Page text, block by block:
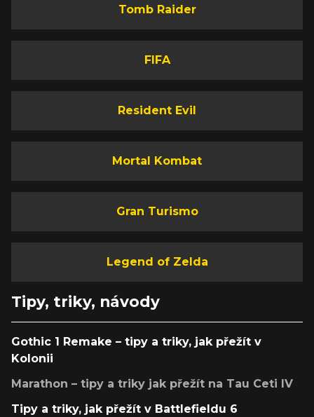
Tomb Raider
FIFA
Resident Evil
Mortal Kombat
Gran Turismo
Legend of Zelda
Tipy, triky, návody
Gothic 1 Remake – tipy a triky, jak přežít v
Kolonii
Marathon – tipy a triky jak přežít na Tau Ceti IV
Tipy a triky, jak přežít v Battlefieldu 6